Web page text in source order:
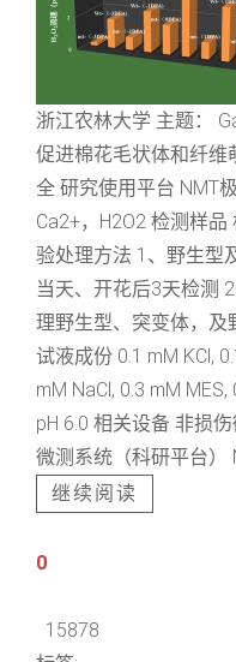
浙江农林大学 主题：
促进棉花毛状体和纤维
全 研究使用平台 NMT
Ca2+，H2O2 检测样
验处理方法 1、野生型
当天、开花后3天检测
理野生型、突变体，及
试液成份 0.1 mM KCl,
mM NaCl, 0.3 mM
pH 6.0 相关设备 非损
微测系统（科研平台）
继续阅读
0
15878